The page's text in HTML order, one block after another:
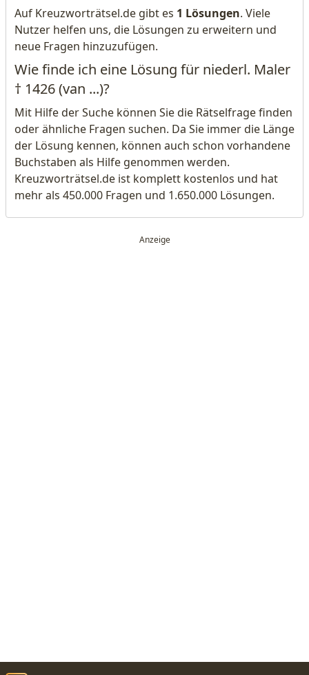
Auf Kreuzworträtsel.de gibt es 1 Lösungen. Viele
Nutzer helfen uns, die Lösungen zu erweitern und
neue Fragen hinzuzufügen.
Wie finde ich eine Lösung für niederl. Maler
† 1426 (van ...)?
Mit Hilfe der Suche können Sie die Rätselfrage finden
oder ähnliche Fragen suchen. Da Sie immer die Länge
der Lösung kennen, können auch schon vorhandene
Buchstaben als Hilfe genommen werden.
Kreuzworträtsel.de ist komplett kostenlos und hat
mehr als 450.000 Fragen und 1.650.000 Lösungen.